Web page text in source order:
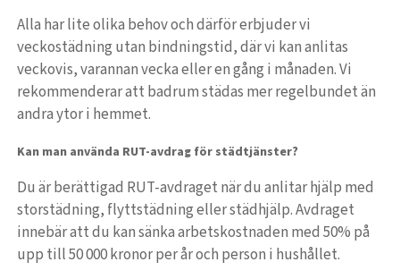
Alla har lite olika behov och därför erbjuder vi
veckostädning utan bindningstid, där vi kan anlitas
veckovis, varannan vecka eller en gång i månaden. Vi
rekommenderar att badrum städas mer regelbundet än
andra ytor i hemmet.
Kan man använda RUT-avdrag för städtjänster?
Du är berättigad RUT-avdraget när du anlitar hjälp med
storstädning, flyttstädning eller städhjälp. Avdraget
innebär att du kan sänka arbetskostnaden med 50% på
upp till 50 000 kronor per år och person i hushållet.